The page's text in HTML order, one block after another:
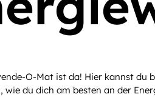
O-Mat ist da! Hier kannst du
wie du dich am besten an der